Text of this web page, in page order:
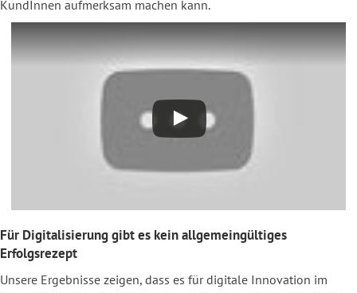
KundInnen aufmerksam machen kann.
Für Digitalisierung gibt es kein allgemeingültiges
Erfolgsrezept
Unsere Ergebnisse zeigen, dass es für digitale Innovation im